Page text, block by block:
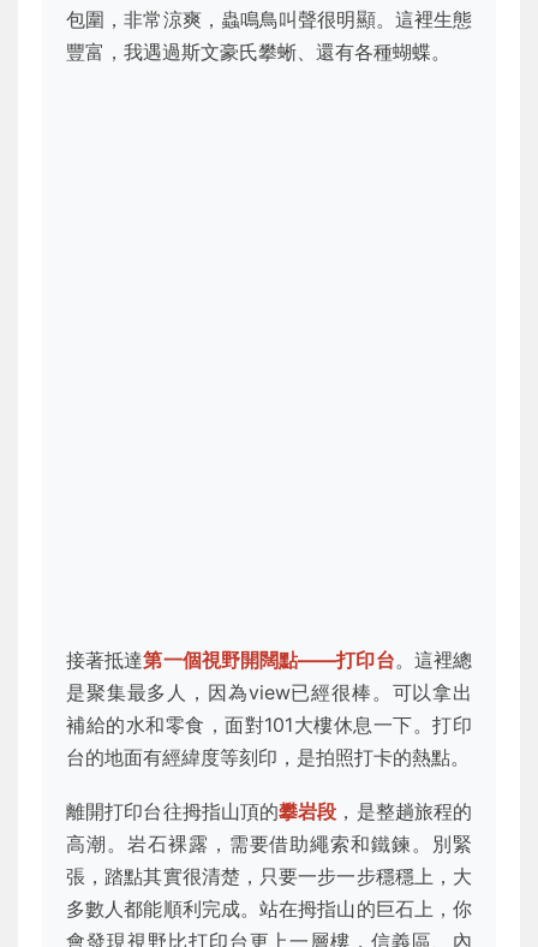
包圍，非常涼爽，蟲鳴鳥叫聲很明顯。這裡生態
豐富，我遇過斯文豪氏攀蜥、還有各種蝴蝶。
接著抵達第一個視野開闊點——打印台。這裡總
是聚集最多人，因為view已經很棒。可以拿出
補給的水和零食，面對101大樓休息一下。打印
台的地面有經緯度等刻印，是拍照打卡的熱點。
離開打印台往拇指山頂的攀岩段 ，是整趟旅程的
高潮。岩石裸露，需要借助繩索和鐵鍊。別緊
張，踏點其實很清楚，只要一步一步穩穩上，大
多數人都能順利完成。站在拇指山的巨石上，你
會發現視野比打印台更上一層樓，信義區、內